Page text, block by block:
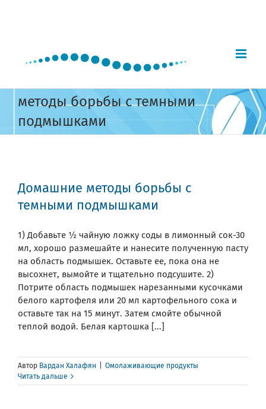
методы борьбы с темными
подмышками
Домашние методы борьбы с
темными подмышками
1) Добавьте ½ чайную ложку соды в лимонный сок-30
мл, хорошо размешайте и нанесите полученную пасту
на область подмышек. Оставьте ее, пока она не
высохнет, вымойте и тщательно подсушите. 2)
Потрите область подмышек нарезанными кусочками
белого картофеля или 20 мл картофельного сока и
оставьте так на 15 минут. Затем смойте обычной
теплой водой. Белая картошка [...]
Автор Вардан Халафян
Омолаживающие продукты
Читать дальше